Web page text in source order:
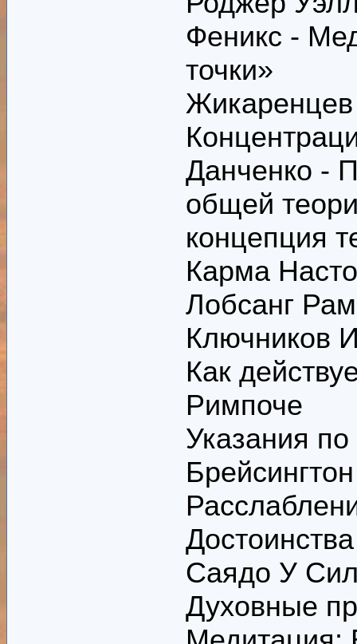
Феникс -
точки»
Данченко -
общей
концепция
Карма
Лобсанг
Ключников
Как
Римпоче
Указания
Брейсингтон
Саядо У
Духовные